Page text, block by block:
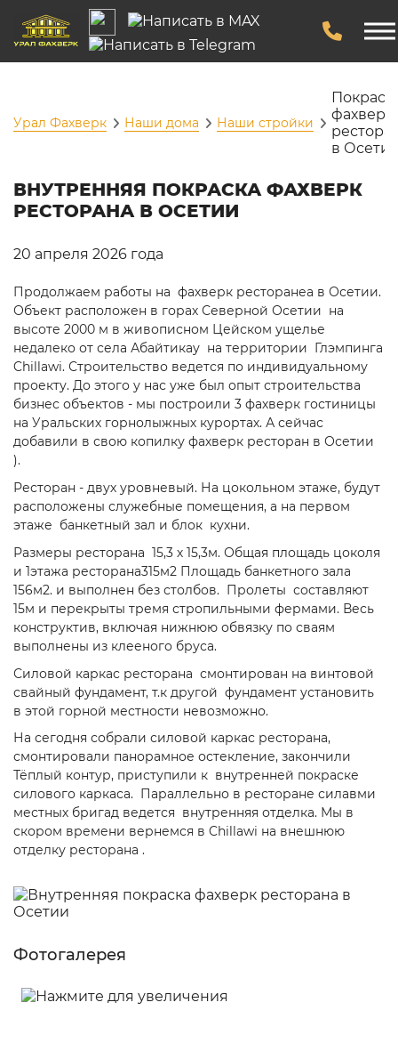
Урал Фахверк Наши дома Наши стройки
фахверк
в
ВНУТРЕННЯЯ ПОКРАСКА ФАХВЕРК
РЕСТОРАНА В ОСЕТИИ
20 апреля 2026 года
Продолжаем работы на фахверк ресторанеа в Осетии.
Объект расположен в горах Северной Осетии на
высоте 2000 м в живописном Цейском ущелье
недалеко от села Абайтикау на территории Глэмпинга
Chillawi. Строительство ведется по индивидуальному
проекту. До этого у нас уже был опыт строительства
бизнес объектов - мы построили 3 фахверк гостиницы
на Уральских горнолыжных курортах. А сейчас
добавили в свою копилку фахверк ресторан в Осетии
).
Ресторан - двух уровневый. На цокольном этаже, будут
расположены служебные помещения, а на первом
этаже банкетный зал и блок кухни.
Размеры ресторана 15,3 х 15,3м. Общая площадь цоколя
и 1этажа ресторана315м2 Площадь банкетного зала
156м2. и выполнен без столбов. Пролеты составляют
15м и перекрыты тремя стропильными фермами. Весь
конструктив, включая нижнюю обвязку по сваям
выполнены из клееного бруса.
Силовой каркас ресторана смонтирован на винтовой
свайный фундамент, т.к другой фундамент установить
в этой горной местности невозможно.
На сегодня собрали силовой каркас ресторана,
смонтировали панорамное остекление, закончили
Тёплый контур, приступили к внутренней покраске
силового каркаса. Параллельно в ресторане силавми
местных бригад ведется внутренняя отделка. Мы в
скором времени вернемся в Chillawi на внешнюю
отделку ресторана .
Фотогалерея